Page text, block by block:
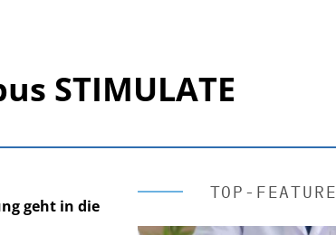
STIMULATE
geht in die
TOP-FEATURE